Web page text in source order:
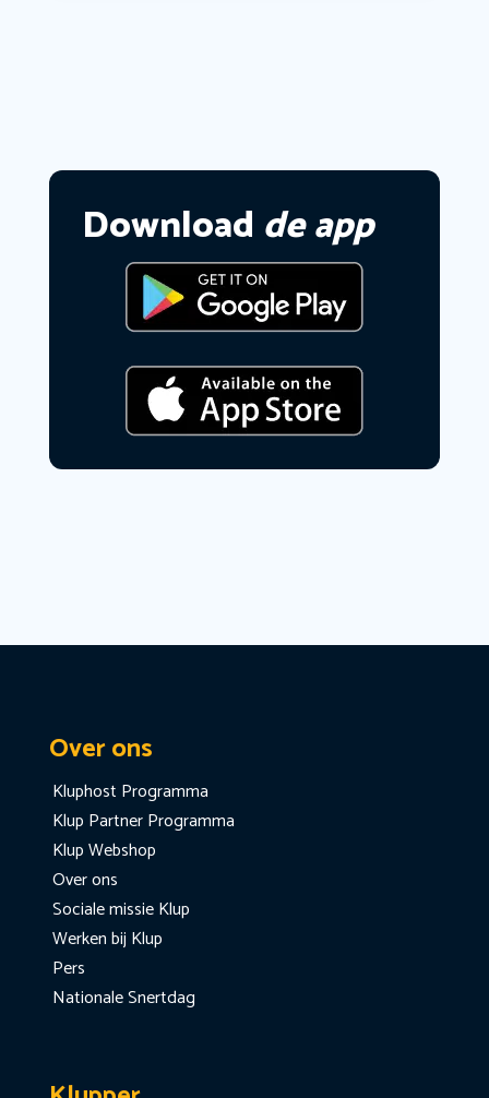
Download de app
Over ons
Kluphost Programma
Klup Partner Programma
Klup Webshop
Over ons
Sociale missie Klup
Werken bij Klup
Pers
Nationale Snertdag